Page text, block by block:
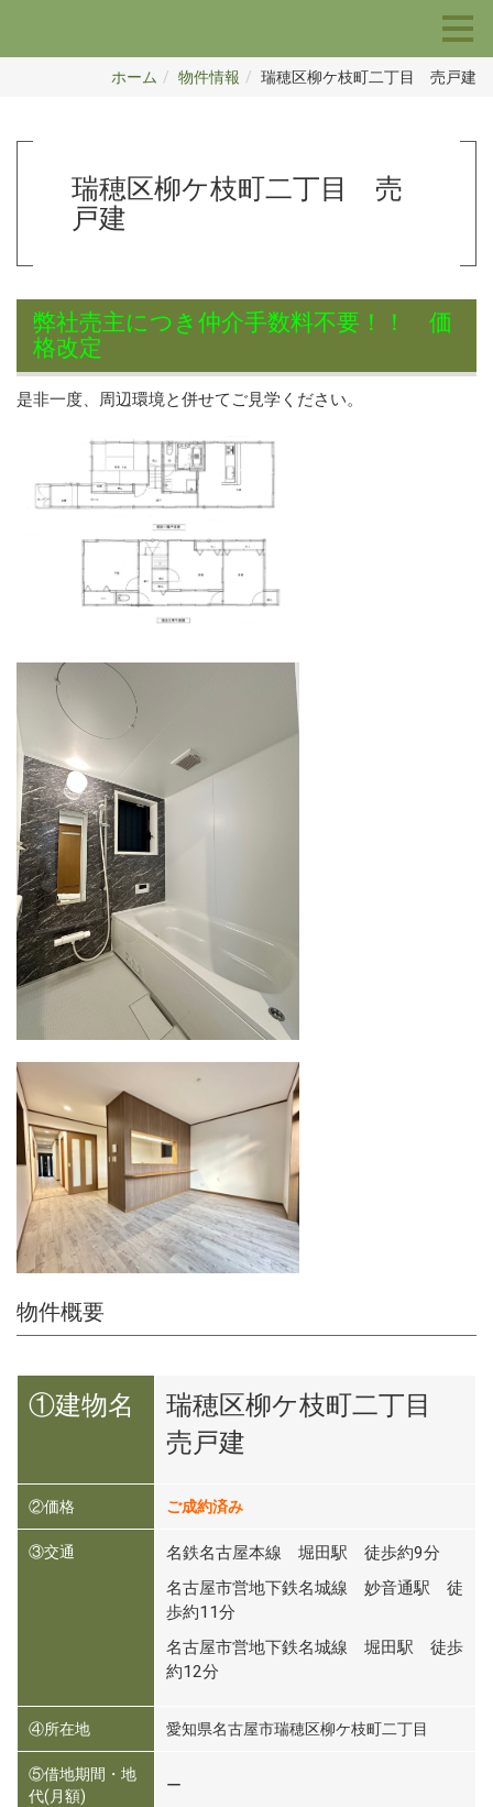
ホーム 物件情報 瑞穂区柳ケ枝町二丁目 売戸建
瑞穂区柳ケ枝町二丁目 売
戸建
弊社売主につき仲介手数料不要！！ 価
格改定
是非一度、周辺環境と併せてご見学ください。
物件概要
①建物名
瑞穂区柳ケ枝町二丁目
売戸建
②価格 ご成約済み
③交通
名鉄名古屋本線 堀田駅 徒歩約9分
名古屋市営地下鉄名城線 妙音通駅 徒
歩約11分
名古屋市営地下鉄名城線 堀田駅 徒歩
約12分
④所在地 愛知県名古屋市瑞穂区柳ケ枝町二丁目
⑤借地期間・地
代(月額)
ー